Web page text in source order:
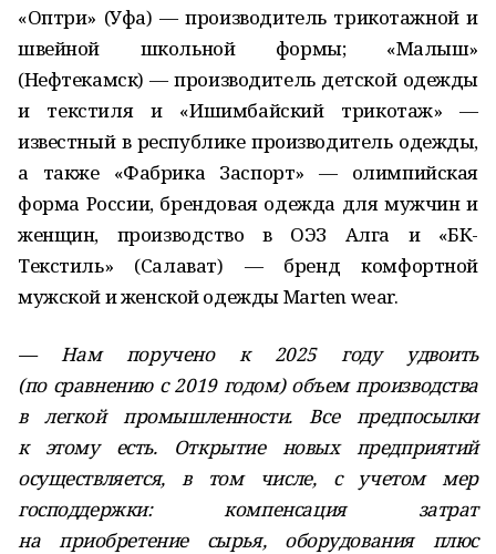
«Оптри» (Уфа) — производитель трикотажной и
швейной школьной формы; «Малыш»
(Нефтекамск) — производитель детской одежды
и текстиля и «Ишимбайский трикотаж» —
известный в республике производитель одежды,
а также «Фабрика Заспорт» — олимпийская
форма России, брендовая одежда для мужчин и
женщин, производство в ОЭЗ Алга и «БК-
Текстиль» (Салават) — бренд комфортной
мужской и женской одежды Marten wear.
— Нам поручено к 2025 году удвоить
(по сравнению с 2019 годом) объем производства
в легкой промышленности. Все предпосылки
к этому есть. Открытие новых предприятий
осуществляется, в том числе, с учетом мер
господдержки: компенсация затрат
на приобретение сырья, оборудования плюс